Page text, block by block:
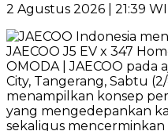
2 Agustus 2026 | 21:39